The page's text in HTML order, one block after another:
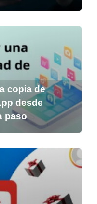
copia de
desde
paso